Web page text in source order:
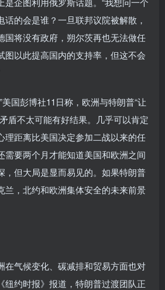
话的会是谁？一旦联邦议院被解散，
国将没有政府，朔尔茨再也无法做任
图以此提高国内的支持率，但这不会
国彭博社11日称，欧洲与特朗普“让
盾不太可能有好结果。几乎可以肯定
理距离比美国决定参加二战以来的任
需要两个月才能知道美国和欧洲之间
，但大局是显而易见的。如果特朗普
兰，北约和欧洲集体安全的未来前景
在气候变化、碳减排和贸易方面也对
纽约时报》报道，特朗普过渡团队正